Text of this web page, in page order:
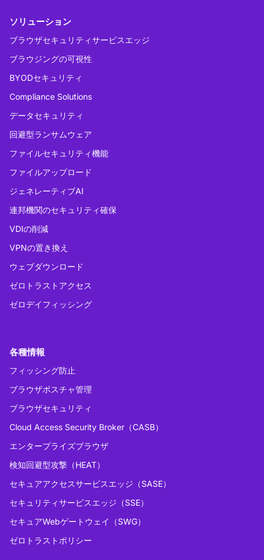
ソリューション
ブラウザセキュリティサービスエッジ
ブラウジングの可視性
BYODセキュリティ
Compliance Solutions
データセキュリティ
回避型ランサムウェア
ファイルセキュリティ機能
ファイルアップロード
ジェネレーティブAI
連邦機関のセキュリティ確保
VDIの削減
VPNの置き換え
ウェブダウンロード
ゼロトラストアクセス
ゼロデイフィッシング
各種情報
フィッシング防止
ブラウザポスチャ管理
ブラウザセキュリティ
Cloud Access Security Broker（CASB）
エンタープライズブラウザ
検知回避型攻撃（HEAT）
セキュアアクセスサービスエッジ（SASE）
セキュリティサービスエッジ（SSE）
セキュアWebゲートウェイ（SWG）
ゼロトラストポリシー